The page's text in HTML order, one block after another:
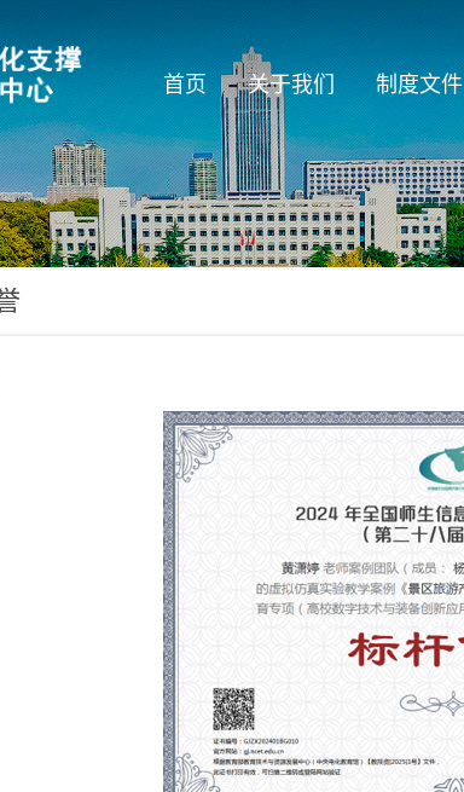
首页 关于我们 制度文件